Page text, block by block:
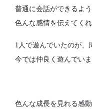
普通に会話ができるよ
色んな感情を伝えてくれ
1人で遊んでいたのが、
今では仲良く遊んでいま
色んな成長を見れる感